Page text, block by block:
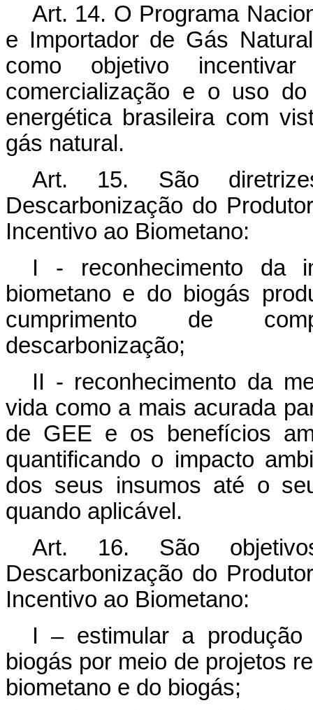
Art. 14. O Programa
e Importador de Gás
como objetivo
comercialização e o uso
energética brasileira com
gás natural.
Art. 15. São
Descarbonização do
Incentivo ao Biometano:
I - reconhecimento da
biometano e do biogás
cumprimento de
descarbonização;
II - reconhecimento da
vida como a mais acurada
de GEE e os benefícios
quantificando o impacto
dos seus insumos até o
quando aplicável.
Art. 16. São
Descarbonização do
Incentivo ao Biometano:
I – estimular a
biogás por meio de projetos
biometano e do biogás;